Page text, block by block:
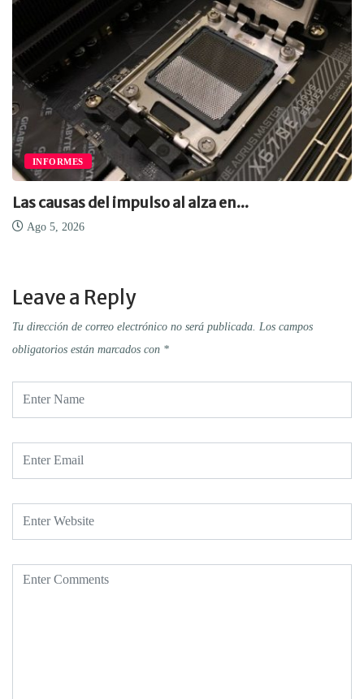
INFORMES
Las causas del impulso al alza en...
Ago 5, 2026
Leave a Reply
Tu dirección de correo electrónico no será publicada. Los campos
obligatorios están marcados con *